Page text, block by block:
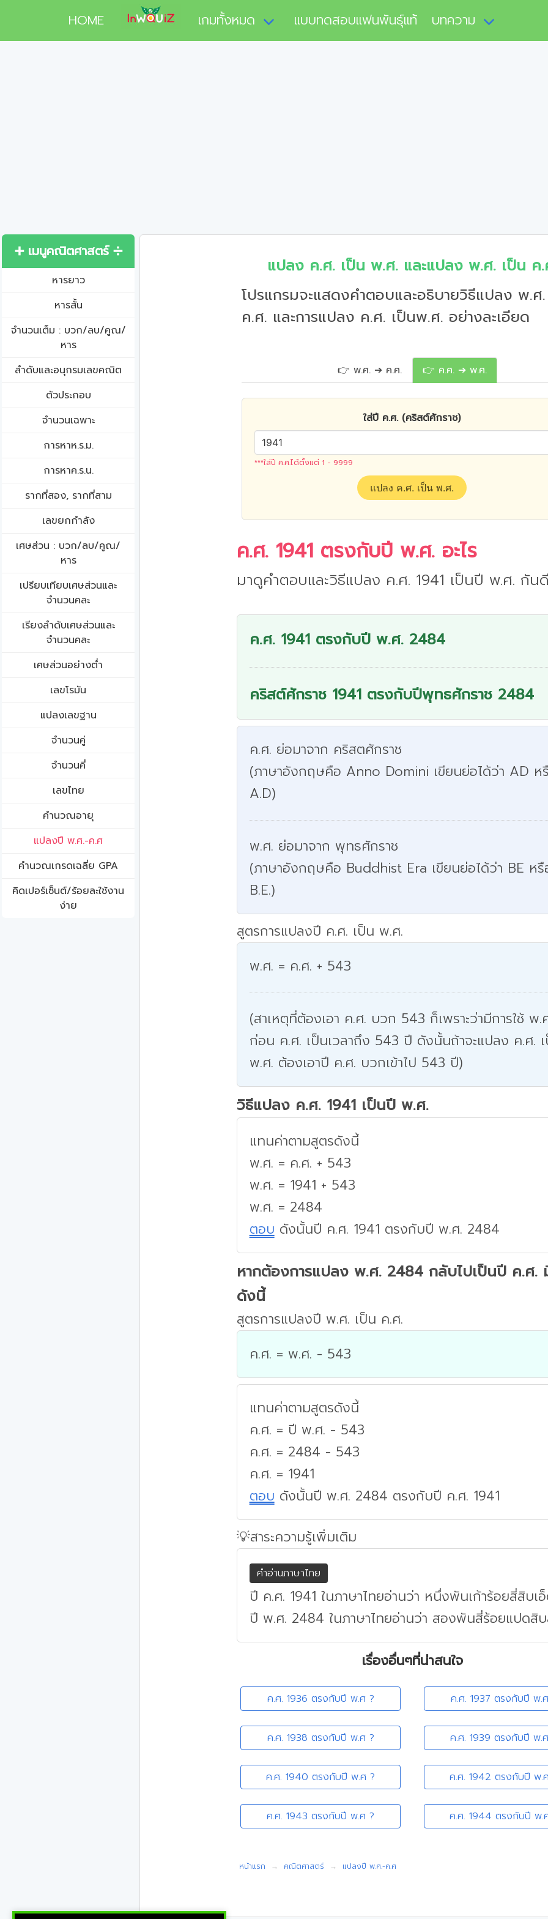
HOME เกมทั้งหมด แบบทดสอบแฟนพันธุ์แท้ บทความ
➕ เมนูคณิตศาสตร์ ➗
หารยาว
หารสั้น
จำนวนเต็ม : บวก/ลบ/คูณ/
หาร
ลำดับและอนุกรมเลขคณิต
ตัวประกอบ
จำนวนเฉพาะ
การหาห.ร.ม.
การหาค.ร.น.
รากที่สอง, รากที่สาม
เลขยกกำลัง
เศษส่วน : บวก/ลบ/คูณ/
หาร
เปรียบเทียบเศษส่วนและ
จำนวนคละ
เรียงลำดับเศษส่วนและ
จำนวนคละ
เศษส่วนอย่างต่ำ
เลขโรมัน
แปลงเลขฐาน
จำนวนคู่
จำนวนคี่
เลขไทย
คำนวณอายุ
แปลงปี พ.ศ.-ค.ศ
คํานวณเกรดเฉลี่ย GPA
คิดเปอร์เซ็นต์/ร้อยละใช้งาน
ง่าย
แปลง ค.ศ. เป็น พ.ศ. และแปลง พ.ศ. เป็น ค.
โปรแกรมจะแสดงคำตอบและอธิบายวิธีแปลง พ.ศ
ค.ศ. และการแปลง ค.ศ. เป็นพ.ศ. อย่างละเอียด
👉 พ.ศ. ➔ ค.ศ. 👉 ค.ศ. ➔ พ.ศ.
ใส่ปี ค.ศ. (คริสต์ศักราช)
***ใส่ปี ค.ศ.ได้ตั้งแต่ 1 - 9999
แปลง ค.ศ. เป็น พ.ศ.
ค.ศ. 1941 ตรงกับปี พ.ศ. อะไร
มาดูคำตอบและวิธีแปลง ค.ศ. 1941 เป็นปี พ.ศ. กัน
ค.ศ. 1941 ตรงกับปี พ.ศ. 2484
คริสต์ศักราช 1941 ตรงกับปีพุทธศักราช 2484
ค.ศ. ย่อมาจาก คริสตศักราช
(ภาษาอังกฤษคือ Anno Domini เขียนย่อได้ว่า AD ห
A.D)
พ.ศ. ย่อมาจาก พุทธศักราช
(ภาษาอังกฤษคือ Buddhist Era เขียนย่อได้ว่า BE ห
B.E.)
สูตรการแปลงปี ค.ศ. เป็น พ.ศ.
พ.ศ. = ค.ศ. + 543
(สาเหตุที่ต้องเอา ค.ศ. บวก 543 ก็เพราะว่ามีการใช้ พ.
ก่อน ค.ศ. เป็นเวลาถึง 543 ปี ดังนั้นถ้าจะแปลง ค.ศ.
พ.ศ. ต้องเอาปี ค.ศ. บวกเข้าไป 543 ปี)
วิธีแปลง ค.ศ. 1941 เป็นปี พ.ศ.
แทนค่าตามสูตรดังนี้
พ.ศ. = ค.ศ. + 543
พ.ศ. = 1941 + 543
พ.ศ. = 2484
ตอบ ดังนั้นปี ค.ศ. 1941 ตรงกับปี พ.ศ. 2484
หากต้องการแปลง พ.ศ. 2484 กลับไปเป็นปี ค.ศ.
ดังนี้
สูตรการแปลงปี พ.ศ. เป็น ค.ศ.
ค.ศ. = พ.ศ. - 543
แทนค่าตามสูตรดังนี้
ค.ศ. = ปี พ.ศ. - 543
ค.ศ. = 2484 - 543
ค.ศ. = 1941
ตอบ ดังนั้นปี พ.ศ. 2484 ตรงกับปี ค.ศ. 1941
💡สาระความรู้เพิ่มเติม
คำอ่านภาษาไทย
ปี ค.ศ. 1941 ในภาษาไทยอ่านว่า หนึ่งพันเก้าร้อยสี่สิบเ
ปี พ.ศ. 2484 ในภาษาไทยอ่านว่า สองพันสี่ร้อยแปดสิ
เรื่องอื่นๆที่น่าสนใจ
ค.ศ. 1936 ตรงกับปี พ.ศ ? ค.ศ. 1937 ตรงกับปี พ.
ค.ศ. 1938 ตรงกับปี พ.ศ ? ค.ศ. 1939 ตรงกับปี พ.
ค.ศ. 1940 ตรงกับปี พ.ศ ? ค.ศ. 1942 ตรงกับปี พ.
ค.ศ. 1943 ตรงกับปี พ.ศ ? ค.ศ. 1944 ตรงกับปี พ.
หน้าแรก คณิตศาสตร์ แปลงปี พ.ศ.-ค.ศ